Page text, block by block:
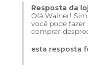
Resposta da
Olá Wainer!
você pode fazer
comprar
esta resposta